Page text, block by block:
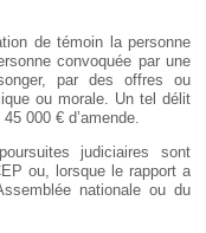
de témoin la personne
convoquée par une
par des offres ou
ou morale. Un tel délit
000 € d’amende.
judiciaires sont
ou, lorsque le rapport a
nationale ou du